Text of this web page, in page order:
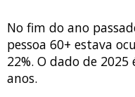
No fim do ano
pessoa 60+ estava
22%. O dado de
anos.